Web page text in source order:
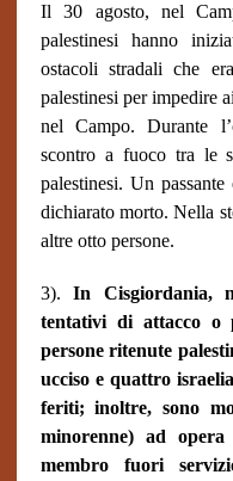
Il 30 agosto, nel
palestinesi hanno
ostacoli stradali che
palestinesi per impedire
nel Campo. Durante
scontro a fuoco tra le
palestinesi. Un
dichiarato morto. Nella
altre otto persone.
3). In Cisgiordania,
tentativi di attacco o
persone ritenute
ucciso e quattro
feriti; inoltre, sono
minorenne) ad
membro fuori